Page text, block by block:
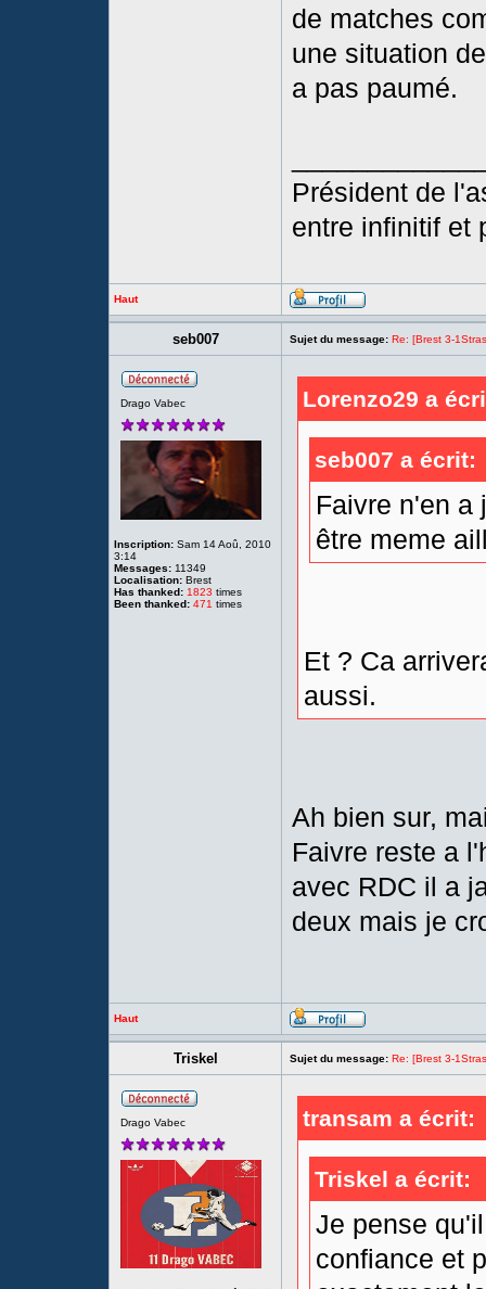
de matches
une situation
a pas paumé.
Président de
entre infinitif et
Haut
seb007 Sujet du message: Re: [Brest 3-
Drago Vabec
Inscription: Sam 14 Aoû, 2010
3:14
Messages: 11349
Localisation: Brest
Has thanked: 1823 times
Been thanked: 471 times
Lorenzo29 a
seb007 a écrit:
Faivre n'en a
être meme
Et ? Ca
aussi.
Ah bien sur,
Faivre reste a
avec RDC il a
deux mais je
Haut
Triskel Sujet du message: Re: [Brest 3-
Drago Vabec transam a écrit:
Triskel a écrit:
Je pense
confiance et